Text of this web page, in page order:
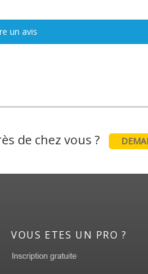
un avis
de chez vous ?
VOUS ETES UN PRO ?